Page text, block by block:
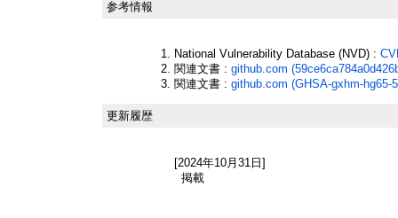
参考情報
National Vulnerability Database (NVD) :
関連文書 : github.com
関連文書 : github.com (GHSA-gxhm-hg65-
更新履歴
[2024年10月31日]
掲載